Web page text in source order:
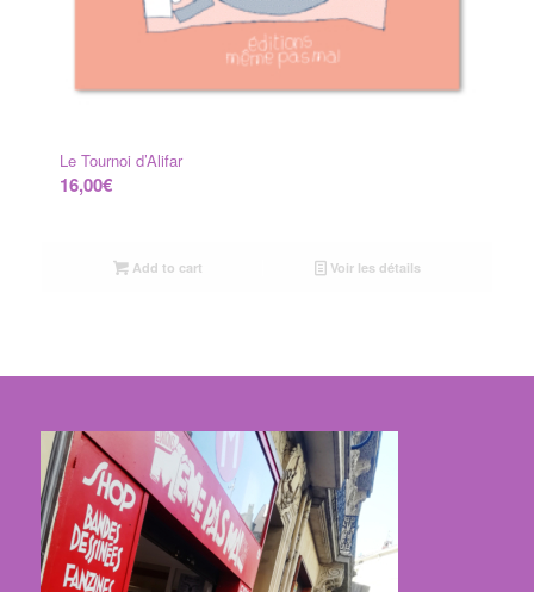
Le Tournoi d’Alifar
16,00€
Add to cart Voir les détails